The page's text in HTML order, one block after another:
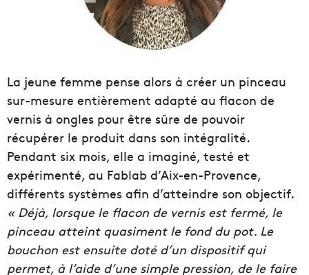
La jeune femme pense alors à créer un pinceau
sur-mesure entièrement adapté au flacon de
vernis à ongles pour être sûre de pouvoir
récupérer le produit dans son intégralité.
Pendant six mois, elle a imaginé, testé et
expérimenté, au Fablab d’Aix-en-Provence,
différents systèmes afin d’atteindre son objectif.
« Déjà, lorsque le flacon de vernis est fermé, le
pinceau atteint quasiment le fond du pot. Le
bouchon est ensuite doté d’un dispositif qui
permet, à l’aide d’une simple pression, de le faire